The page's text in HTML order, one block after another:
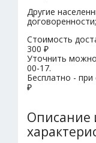
Другие
договоренности;
Стоимость
300 ₽
Уточнить
00-17.
Бесплатно -
₽
Описание